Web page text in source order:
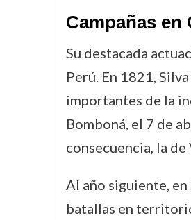
Campañas en
Su destacada
Perú. En 1821,
importantes de la
Bomboná, el 7 de
consecuencia, la de
Al año siguiente,
batallas en